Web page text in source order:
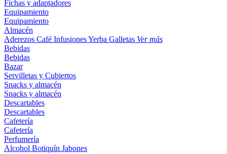
Fichas y adaptadores
Equipamiento
Equipamiento
Almacén
Aderezos Café InfusionesYerba Galletas Ver más
Bebidas
Bebidas
Bazar
Servilletas y Cubiertos
Snacks y almacén
Snacks y almacén
Descartables
Descartables
Cafetería
Cafetería
Perfumería
Alcohol Botiquín Jabones